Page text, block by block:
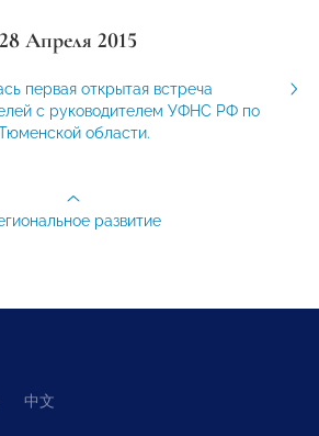
28 Апреля 2015
первая открытая встреча
с руководителем УФНС РФ по
области.
развитие
中文